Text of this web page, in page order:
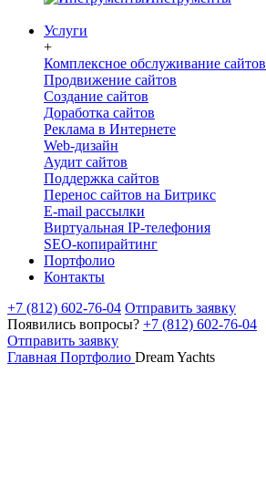
Услуги
+
Комплексное обслуживание сайтов
Продвижение сайтов
Создание сайтов
Доработка сайтов
Реклама в Интернете
Web-дизайн
Аудит сайтов
Поддержка сайтов
Перенос сайтов на Битрикс
E-mail рассылки
Виртуальная IP-телефония
SEO-копирайтинг
Портфолио
Контакты
+7 (812) 602-76-04 Отправить заявку
Появились вопросы? +7 (812) 602-76-04
Отправить заявку
Главная Портфолио Dream Yachts